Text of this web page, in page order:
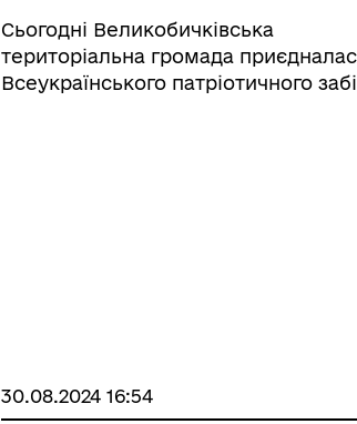
Сьогодні Великобичківська
територіальна громада
Всеукраїнського патріотичного
30.08.2024 16:54